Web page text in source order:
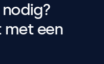
een